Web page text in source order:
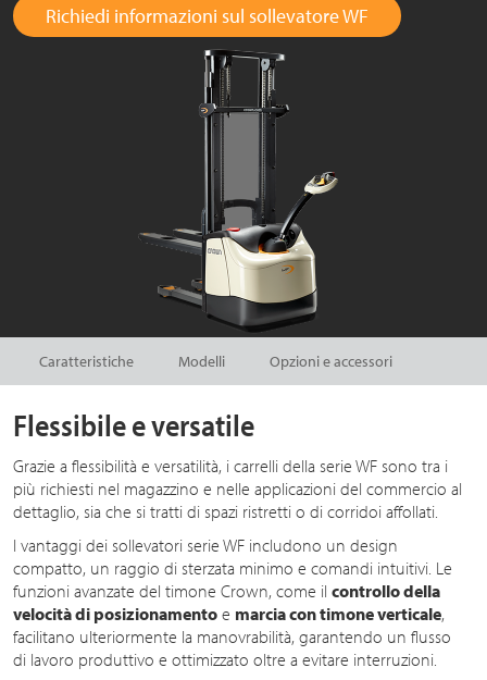
Richiedi informazioni sul sollevatore WF
Caratteristiche Modelli Opzioni e accessori
Flessibile e versatile
Grazie a flessibilità e versatilità, i carrelli della serie WF sono tra i
più richiesti nel magazzino e nelle applicazioni del commercio al
dettaglio, sia che si tratti di spazi ristretti o di corridoi affollati.
I vantaggi dei sollevatori serie WF includono un design
compatto, un raggio di sterzata minimo e comandi intuitivi. Le
funzioni avanzate del timone Crown, come il controllo della
velocità di posizionamento e marcia con timone verticale,
facilitano ulteriormente la manovrabilità, garantendo un flusso
di lavoro produttivo e ottimizzato oltre a evitare interruzioni.